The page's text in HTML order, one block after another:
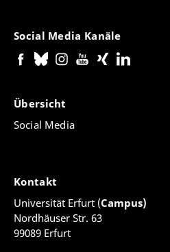
Social Media Kanäle
Übersicht
Social Media
Kontakt
Universität Erfurt (Campus)
Nordhäuser Str. 63
99089 Erfurt